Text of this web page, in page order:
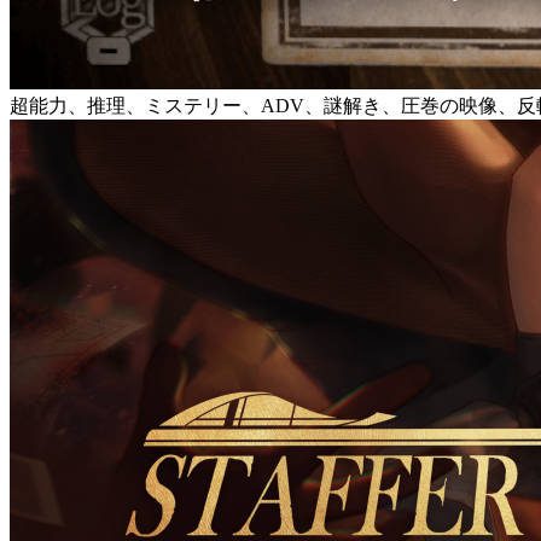
超能力、推理、ミステリー、ADV、謎解き、圧巻の映像、反